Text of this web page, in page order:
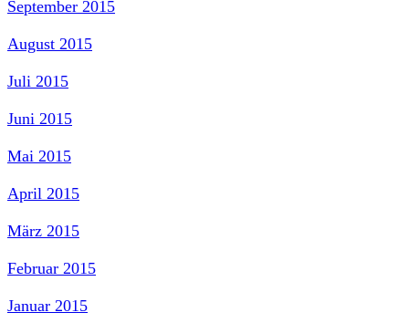
September 2015
August 2015
Juli 2015
Juni 2015
Mai 2015
April 2015
März 2015
Februar 2015
Januar 2015